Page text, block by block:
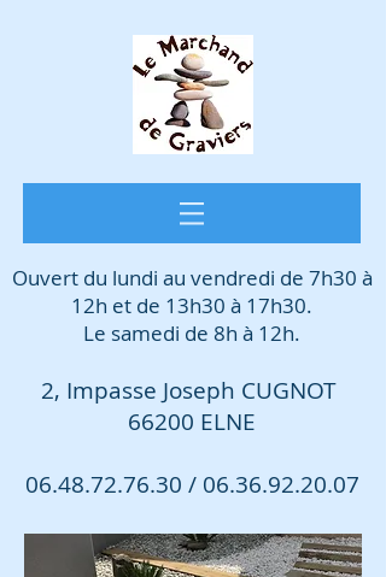
Ouvert du lundi au vendredi de 7h30 à
12h et de 13h30 à 17h30.
Le samedi de 8h à 12h.
2, Impasse Joseph CUGNOT
66200 ELNE
06.48.72.76.30 / 06.36.92.20.07